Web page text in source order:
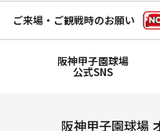
ご来場・ご観戦時のお願い
阪神甲子園球場
公式SNS
阪神甲子園球場